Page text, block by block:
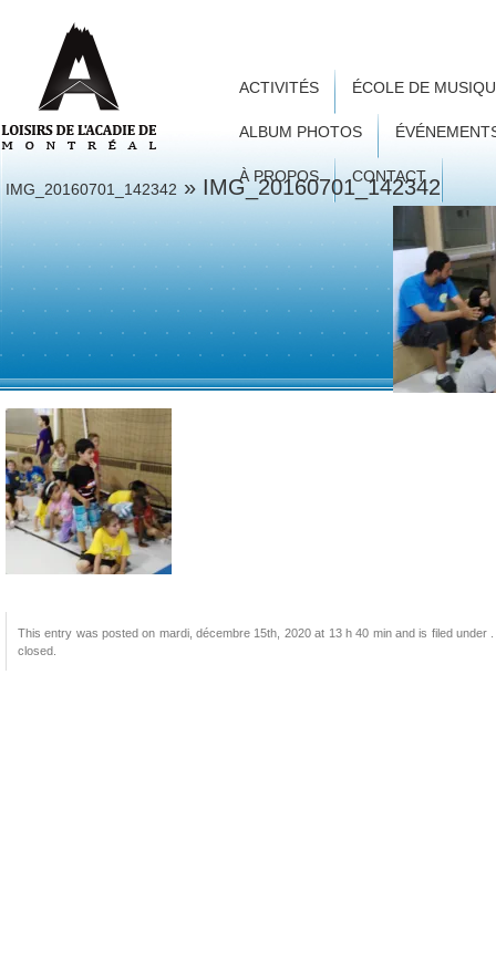
ACTIVITÉS ÉCOLE DE
ALBUM PHOTOS
À PROPOS CONTACT
IMG_20160701_142342 » IMG_20160701_142342
This entry was posted on mardi, décembre 15th, 2020 at 13 h 40 min and is filed
closed.